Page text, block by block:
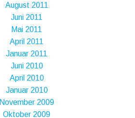
August 2011
Juni 2011
Mai 2011
April 2011
Januar 2011
Juni 2010
April 2010
Januar 2010
November 2009
Oktober 2009